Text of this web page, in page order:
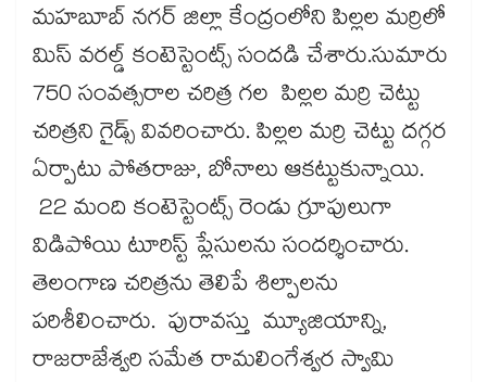
మహబూబ్ నగర్ జిల్లా కేంద్రంలోని పిల్లల మర్రిలో
మిస్ వరల్డ్ కంటెస్టెంట్స్ సందడి చేశారు.సుమారు
750 సంవత్సరాల చరిత్ర గల పిల్లల మర్రి చెట్టు
చరిత్రని గైడ్స్ వివరించారు. పిల్లల మర్రి చెట్టు దగ్గర
ఏర్పాటు పోతరాజు, బోనాలు ఆకట్టుకున్నాయి.
22 మంది కంటెస్టెంట్స్ రెండు గ్రూపులుగా
విడిపోయి టూరిస్ట్ ప్లేసులను సందర్శించారు.
తెలంగాణ చరిత్రను తెలిపే శిల్పాలను
పరిశీలించారు. పురావస్తు మ్యూజియాన్ని,
రాజరాజేశ్వరి సమేత రామలింగేశ్వర స్వామి